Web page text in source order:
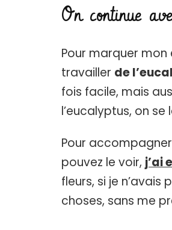
On continue
Pour marquer
travailler de
fois facile, mais
l’eucalyptus, on
Pour
pouvez le voir, j’ai
fleurs, si je
choses, sans me